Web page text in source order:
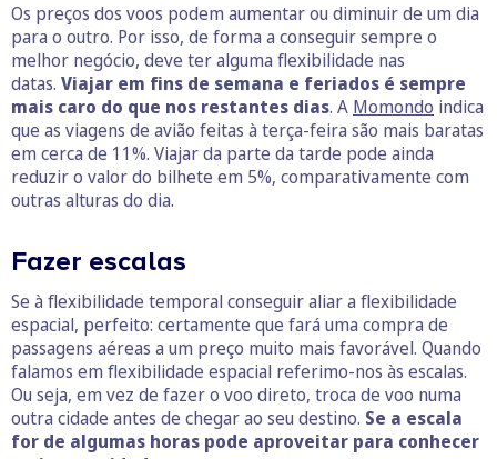
Os preços dos voos podem aumentar ou diminuir de um dia
para o outro. Por isso, de forma a conseguir sempre o
melhor negócio, deve ter alguma flexibilidade nas
datas. Viajar em fins de semana e feriados é sempre
mais caro do que nos restantes dias. A Momondo indica
que as viagens de avião feitas à terça-feira são mais baratas
em cerca de 11%. Viajar da parte da tarde pode ainda
reduzir o valor do bilhete em 5%, comparativamente com
outras alturas do dia.
Fazer escalas
Se à flexibilidade temporal conseguir aliar a flexibilidade
espacial, perfeito: certamente que fará uma compra de
passagens aéreas a um preço muito mais favorável. Quando
falamos em flexibilidade espacial referimo-nos às escalas.
Ou seja, em vez de fazer o voo direto, troca de voo numa
outra cidade antes de chegar ao seu destino. Se a escala
for de algumas horas pode aproveitar para conhecer